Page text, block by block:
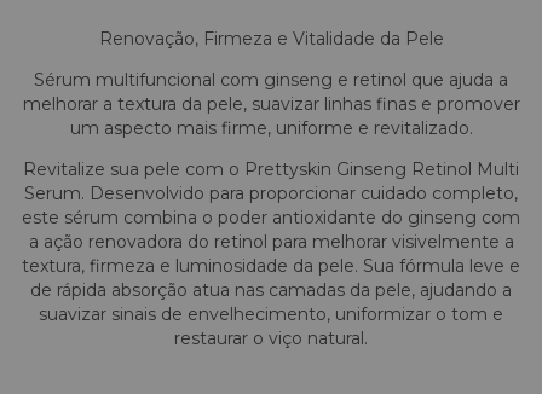
Renovação, Firmeza e Vitalidade da Pele
Sérum multifuncional com ginseng e retinol que ajuda a
melhorar a textura da pele, suavizar linhas finas e promover
um aspecto mais firme, uniforme e revitalizado.
Revitalize sua pele com o Prettyskin Ginseng Retinol Multi
Serum. Desenvolvido para proporcionar cuidado completo,
este sérum combina o poder antioxidante do ginseng com
a ação renovadora do retinol para melhorar visivelmente a
textura, firmeza e luminosidade da pele. Sua fórmula leve e
de rápida absorção atua nas camadas da pele, ajudando a
suavizar sinais de envelhecimento, uniformizar o tom e
restaurar o viço natural.